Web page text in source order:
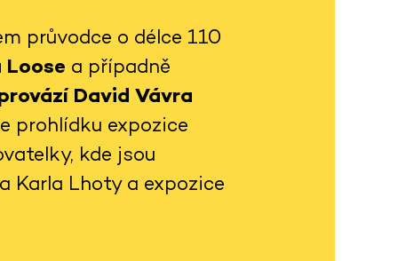
průvodce o délce 110
a případně
David Vávra
prohlídku expozice
kde jsou
Karla Lhoty a expozice